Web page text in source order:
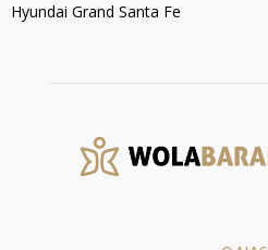
Hyundai Grand Santa Fe